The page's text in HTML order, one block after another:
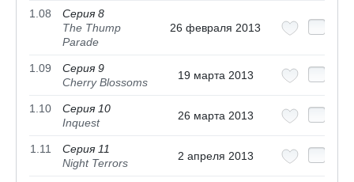
1.08
Серия 8
The Thump
Parade
26 февраля 2013
1.09
Серия 9
Cherry Blossoms
19 марта 2013
1.10
Серия 10
Inquest
26 марта 2013
1.11
Серия 11
Night Terrors
2 апреля 2013